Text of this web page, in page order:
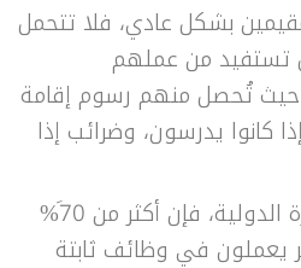
بشكل عادي، فلا تتحمل
تستفيد من عملهم
حيث تُحصل منهم رسوم إقامة
كانوا يدرسون، وضرائب إذا
◾ وبحسب منظمة الهجرة الدولية، فإن أكثر من 7َ0%
في وظائف ثابتة